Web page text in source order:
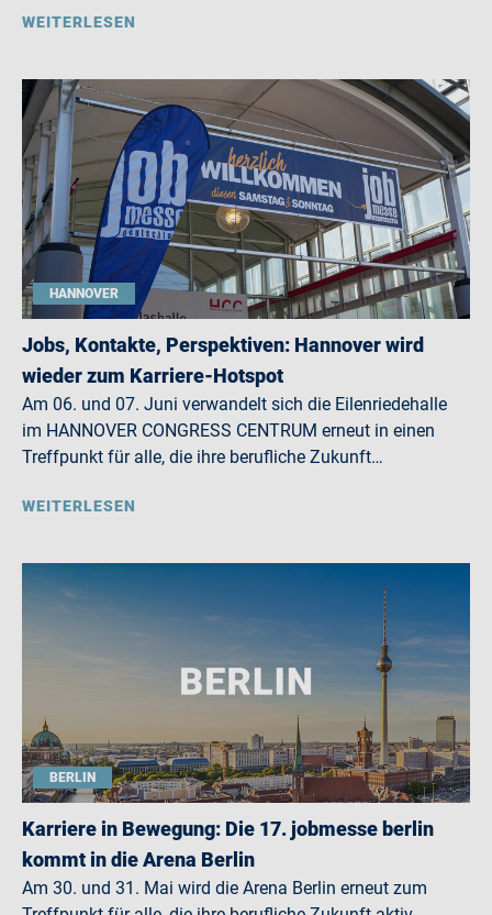
WEITERLESEN
HANNOVER
Jobs, Kontakte, Perspektiven: Hannover wird
wieder zum Karriere-Hotspot
Am 06. und 07. Juni verwandelt sich die Eilenriedehalle
im HANNOVER CONGRESS CENTRUM erneut in einen
Treffpunkt für alle, die ihre berufliche Zukunft…
WEITERLESEN
BERLIN
Karriere in Bewegung: Die 17. jobmesse berlin
kommt in die Arena Berlin
Am 30. und 31. Mai wird die Arena Berlin erneut zum